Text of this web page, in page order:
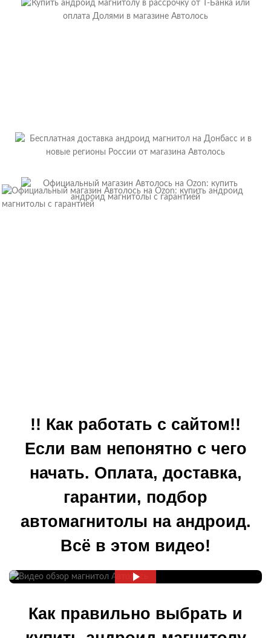
!! Как работать с сайтом!!
Если вам непонятно с чего
начать. Оплата, доставка,
гарантии, подбор
автомагнитолы на андроид.
Всё в этом видео!
Как правильно выбрать и